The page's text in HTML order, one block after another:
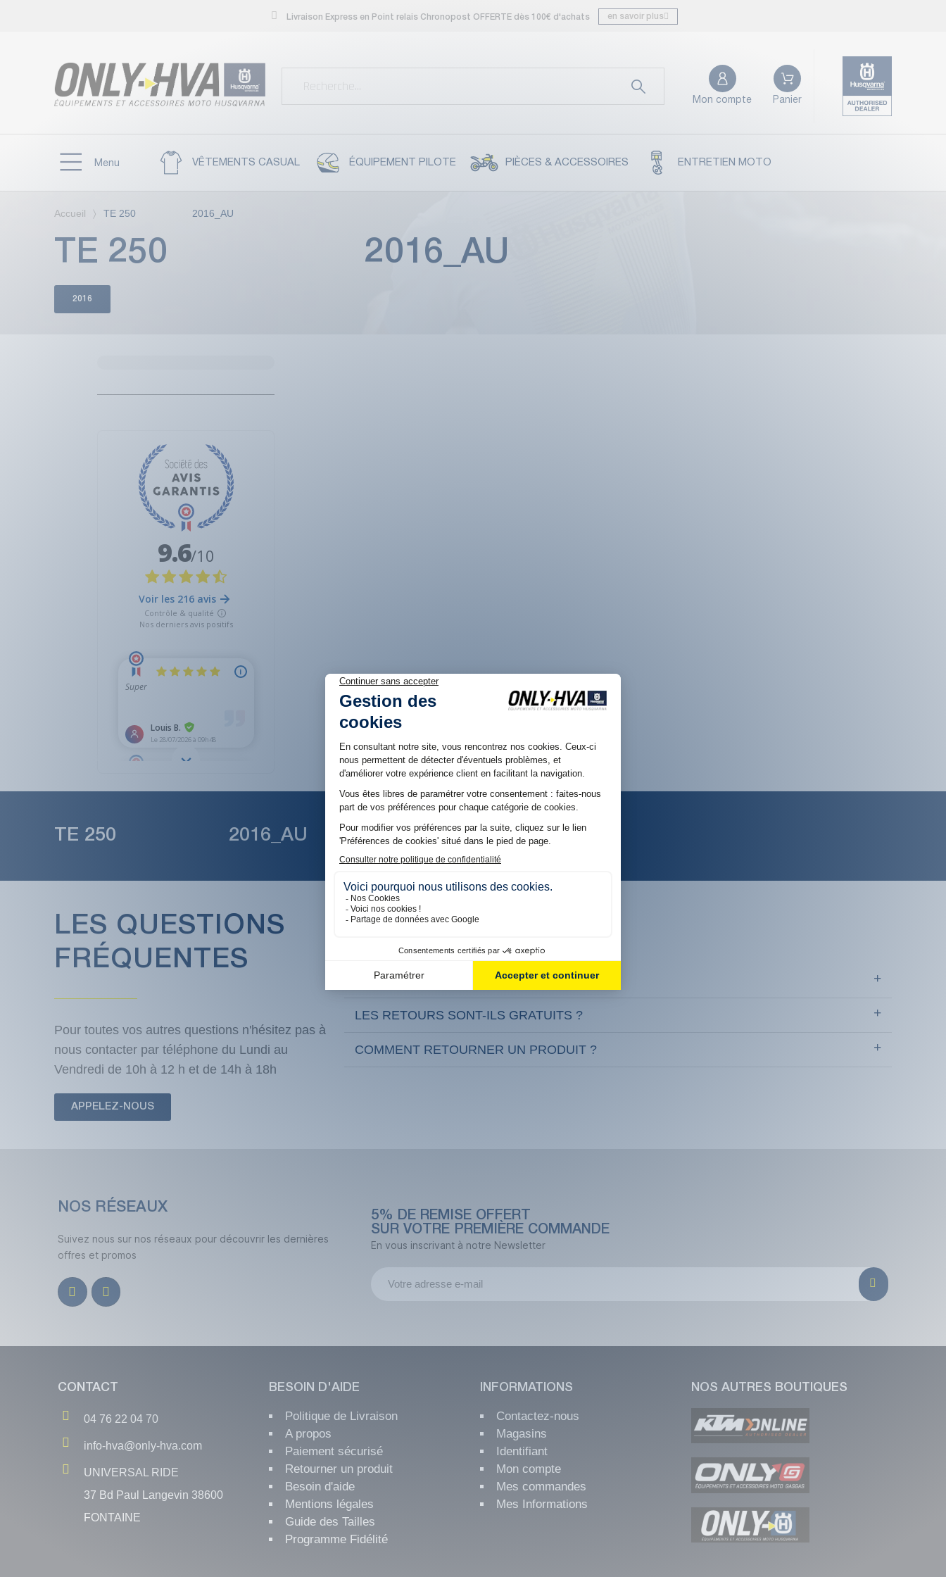
Livraison Express en Point relais Chronopost OFFERTE dès 100€ d'achats en savoir plus
Mon compte Panier
Menu VÊTEMENTS CASUAL ÉQUIPEMENT PILOTE PIÈCES & ACCESSOIRES ENTRETIEN MOTO
Accueil TE 250 2016_AU
TE 250 2016_AU
2016
TE 250 2016_AU
LES QUESTIONS
FRÉQUENTES
Pour toutes vos autres questions n'hésitez pas à
nous contacter par téléphone du Lundi au
Vendredi de 10h à 12 h et de 14h à 18h
APPELEZ-NOUS
QUELS SONT NOS DÉLAIS DE LIVRAISON ?
LES RETOURS SONT-ILS GRATUITS ?
COMMENT RETOURNER UN PRODUIT ?
NOS RÉSEAUX
Suivez nous sur nos réseaux pour découvrir les dernières
offres et promos
5% DE REMISE OFFERT
SUR VOTRE PREMIÈRE COMMANDE
En vous inscrivant à notre Newsletter
CONTACT
04 76 22 04 70
info-hva@only-hva.com
UNIVERSAL RIDE
37 Bd Paul Langevin 38600
FONTAINE
BESOIN D'AIDE
Politique de Livraison
A propos
Paiement sécurisé
Retourner un produit
Besoin d'aide
Mentions légales
Guide des Tailles
Programme Fidélité
INFORMATIONS
Contactez-nous
Magasins
Identifiant
Mon compte
Mes commandes
Mes Informations
NOS AUTRES BOUTIQUES